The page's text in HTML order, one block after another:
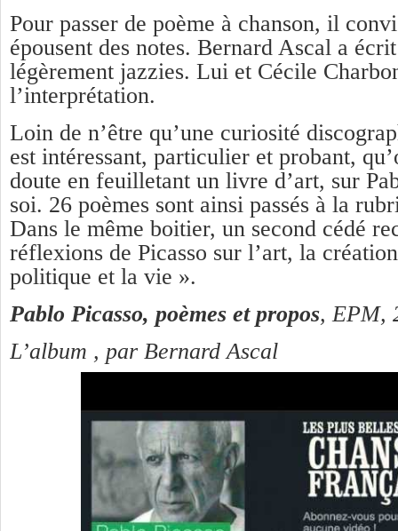
Pour passer de poème à chanson, il
épousent des notes. Bernard Ascal a
légèrement jazzies. Lui et Cécile
l’interprétation.
Loin de n’être qu’une curiosité
est intéressant, particulier et probant,
doute en feuilletant un livre d’art, sur
soi. 26 poèmes sont ainsi passés à la
Dans le même boitier, un second cédé
réflexions de Picasso sur l’art, la
politique et la vie ».
Pablo Picasso, poèmes et propos, EPM,
L’album , par Bernard Ascal